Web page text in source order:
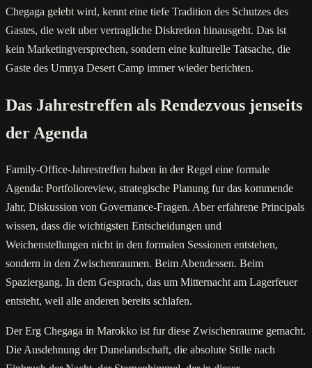
Chegaga gelebt wird, kennt eine tiefe Tradition des Schutzes des
Gastes, die weit uber vertragliche Diskretion hinausgeht. Das ist
kein Marketingversprechen, sondern eine kulturelle Tatsache, die
Gaste des Umnya Desert Camp immer wieder berichten.
Das Jahrestreffen als Rendezvous jenseits
der Agenda
Family-Office-Jahrestreffen haben in der Regel eine formale
Agenda: Portfolioreview, strategische Planung fur das kommende
Jahr, Diskussion von Governance-Fragen. Aber erfahrene Principals
wissen, dass die wichtigsten Entscheidungen und
Weichenstellungen nicht in den formalen Sessionen entstehen,
sondern in den Zwischenraumen. Beim Abendessen. Beim
Spaziergang. In dem Gesprach, das um Mitternacht am Lagerfeuer
entsteht, weil alle anderen bereits schlafen.
Der Erg Chegaga in Marokko ist fur diese Zwischenraume gemacht.
Die Ausdehnung der Dunelandschaft, die absolute Stille nach